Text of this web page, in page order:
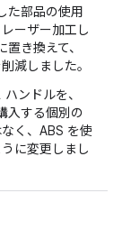
た部品の使用
ーザー加工し
置き換えて、
減しました。
ンドルを、
入する個別の
く、ABS を使
に変更しまし